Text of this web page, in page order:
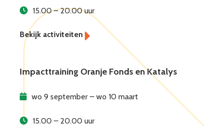
15.00 – 20.00 uur
Impacttraining Oranje Fonds en Katalys
wo 9 september – wo 10 maart
15.00 – 20.00 uur